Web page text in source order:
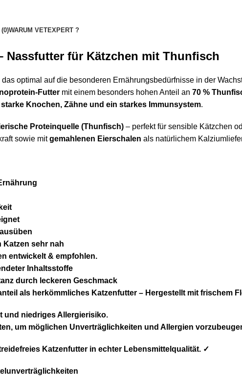
WARUM VETEXPERT ?
Nassfutter für Kätzchen mit Thunfisch
das optimal auf die besonderen Ernährungsbedürfnisse in der
Futter mit einem besonders hohen Anteil an 70 %
Knochen, Zähne und ein starkes Immunsystem.
Proteinquelle (Thunfisch) – perfekt für sensible Kätzchen
sowie mitgemahlenen Eierschalen als natürlichem
Katzen sehr nah
entwickelt & empfohlen.
Inhaltsstoffe
durch leckeren Geschmack
als herkömmliches Katzenfutter – Hergestellt mit frischem
und niedriges Allergierisiko.
um möglichen Unverträglichkeiten und Allergien
Katzenfutter in echter Lebensmittelqualität. ✓